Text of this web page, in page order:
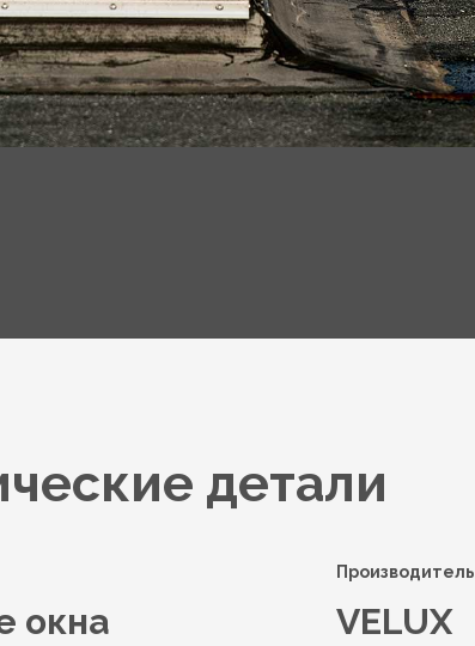
детали
окна
Производитель
VELUX